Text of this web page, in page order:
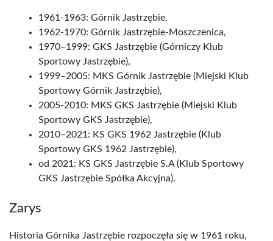
1961-1963: Górnik Jastrzębie,
1962-1970: Górnik Jastrzębie-Moszczenica,
1970–1999: GKS Jastrzębie (Górniczy Klub
Sportowy Jastrzębie),
1999–2005: MKS Górnik Jastrzębie (Miejski Klub
Sportowy Górnik Jastrzębie),
2005-2010: MKS GKS Jastrzębie (Miejski Klub
Sportowy GKS Jastrzębie),
2010–2021: KS GKS 1962 Jastrzębie (Klub
Sportowy GKS 1962 Jastrzębie),
od 2021: KS GKS Jastrzębie S.A (Klub Sportowy
GKS Jastrzębie Spółka Akcyjna).
Zarys
Historia Górnika Jastrzębie rozpoczęła się w 1961 roku,